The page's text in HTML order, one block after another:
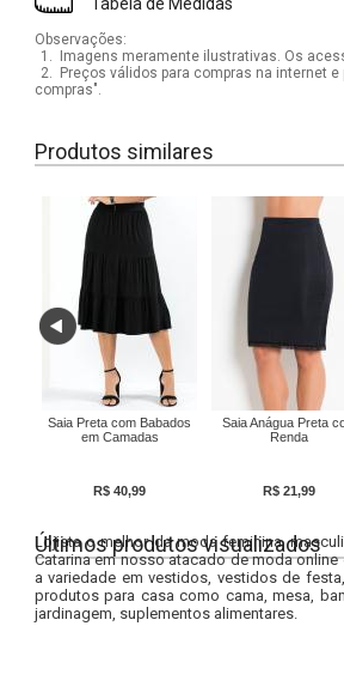
Observações:
1.
Imagens meramente ilustrativas. Os
2.
Preços válidos para compras na internet
compras".
Produtos similares
Saia Preta com Babados
em Camadas
R$ 40,99
Saia Anágua Preta
Renda
R$ 21,99
Últimos produtos visualizados
Lojista o melhor da moda feminina,
Catarina em nosso atacado de moda
a variedade em vestidos, vestidos de
produtos para casa como cama, mesa,
jardinagem, suplementos alimentares.